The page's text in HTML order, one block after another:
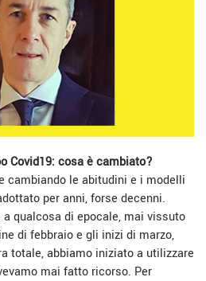
Covid19: cosa è cambiato?
cambiando le abitudini e i modelli
per anni, forse decenni.
qualcosa di epocale, mai vissuto
di febbraio e gli inizi di marzo,
totale, abbiamo iniziato a utilizzare
mai fatto ricorso. Per